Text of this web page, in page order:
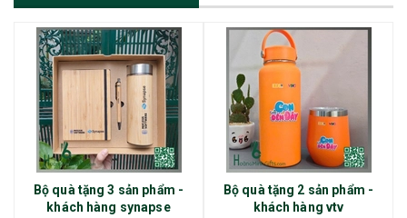
Bộ quà tặng 3 sản phẩm -
khách hàng synapse
Bộ quà tặng 2 sản phẩm -
khách hàng vtv